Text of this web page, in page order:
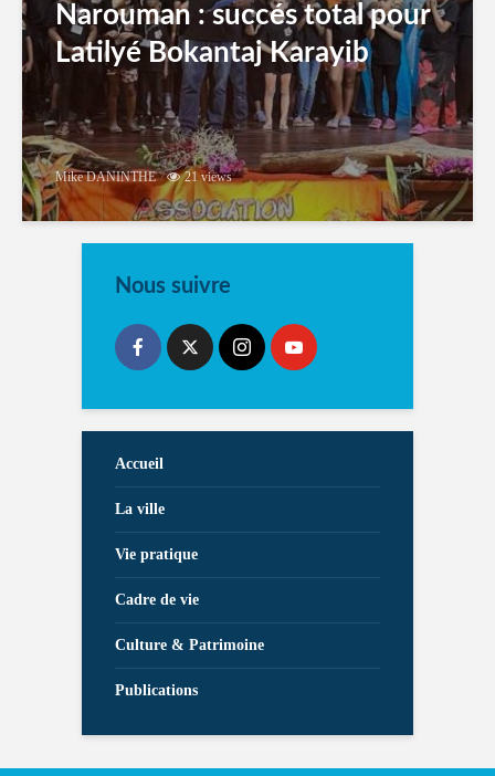
Narouman : succés total pour
Latilyé Bokantaj Karayib
Mike DANINTHE 21 views
Nous suivre
Accueil
La ville
Vie pratique
Cadre de vie
Culture & Patrimoine
Publications